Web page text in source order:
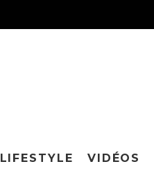
LIFESTYLE VIDÉOS